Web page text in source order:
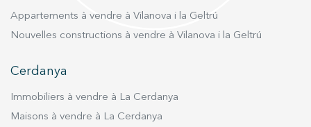
véhicules, un espace barbecue avec salle à
manger d’été, des stores automatiques, une
espace chill-out récemment aménagé, équipé
propriété spacieuse, fonctionnelle et
contemporaine, idéale pour ceux qui souhaitent
Appartements à vendre à Vilanova i la Geltrú
Nouvelles constructions à vendre à Vilanova i la Geltrú
Cerdanya
Immobiliers à vendre à La Cerdanya
Maisons à vendre à La Cerdanya